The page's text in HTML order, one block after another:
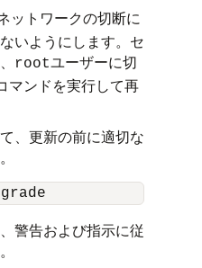
ットワークの切断に
いようにします。セ
rootユーザーに切
マンドを実行して再
、更新の前に適切な
警告および指示に従